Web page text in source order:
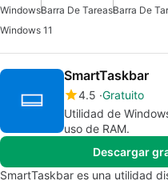
WindowsBarra De TareasBarra De
Windows 11
SmartTaskbar
4.5 Gratuito
Utilidad de
uso de RAM.
Descargar
SmartTaskbar es una utilidad